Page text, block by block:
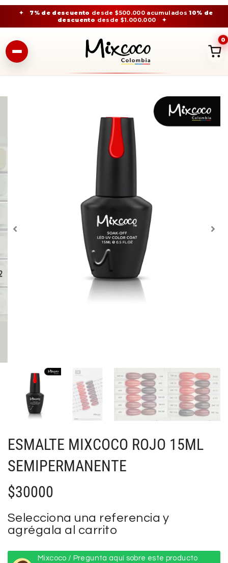
✦ 7% de descuento desde $500.000 acumulados10% de
descuento desde $1.000.000 ✦
0
ESMALTE MIXCOCO ROJO 15ML
SEMIPERMANENTE
$30000
Selecciona una referencia y
agrégala al carrito
Mixcoco / Pregunta aquí sobre este producto